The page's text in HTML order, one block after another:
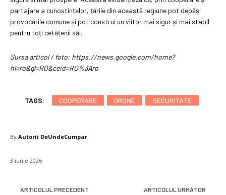
partajare a cunoștințelor, țările din această regiune pot depăși
provocările comune și pot construi un viitor mai sigur și mai stabil
pentru toți cetățenii săi.
Sursa articol / foto: https://news.google.com/home?
hl=ro&gl=RO&ceid=RO%3Aro
TAGS: COOPERARE DRONE SECURITATE
By Autorii DeUndeCumpar
3 iunie 2026
ARTICOLUL PRECEDENT ARTICOLUL URMĂTOR